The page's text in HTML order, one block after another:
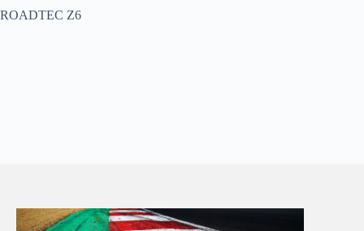
ROADTEC Z6